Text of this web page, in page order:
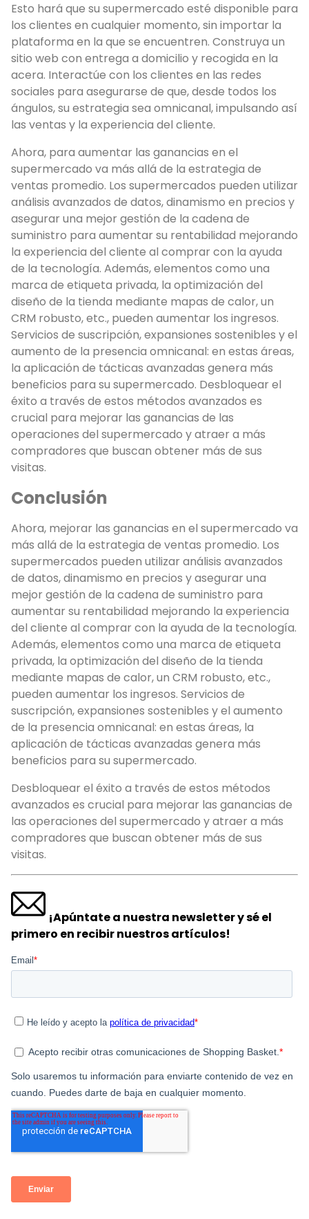
Esto hará que su supermercado esté disponible para
los clientes en cualquier momento, sin importar la
plataforma en la que se encuentren. Construya un
sitio web con entrega a domicilio y recogida en la
acera. Interactúe con los clientes en las redes
sociales para asegurarse de que, desde todos los
ángulos, su estrategia sea omnicanal, impulsando así
las ventas y la experiencia del cliente.
Ahora, para aumentar las ganancias en el
supermercado va más allá de la estrategia de
ventas promedio. Los supermercados pueden utilizar
análisis avanzados de datos, dinamismo en precios y
asegurar una mejor gestión de la cadena de
suministro para aumentar su rentabilidad mejorando
la experiencia del cliente al comprar con la ayuda
de la tecnología. Además, elementos como una
marca de etiqueta privada, la optimización del
diseño de la tienda mediante mapas de calor, un
CRM robusto, etc., pueden aumentar los ingresos.
Servicios de suscripción, expansiones sostenibles y el
aumento de la presencia omnicanal: en estas áreas,
la aplicación de tácticas avanzadas genera más
beneficios para su supermercado. Desbloquear el
éxito a través de estos métodos avanzados es
crucial para mejorar las ganancias de las
operaciones del supermercado y atraer a más
compradores que buscan obtener más de sus
visitas.
Conclusión
Ahora, mejorar las ganancias en el supermercado va
más allá de la estrategia de ventas promedio. Los
supermercados pueden utilizar análisis avanzados
de datos, dinamismo en precios y asegurar una
mejor gestión de la cadena de suministro para
aumentar su rentabilidad mejorando la experiencia
del cliente al comprar con la ayuda de la tecnología.
Además, elementos como una marca de etiqueta
privada, la optimización del diseño de la tienda
mediante mapas de calor, un CRM robusto, etc.,
pueden aumentar los ingresos. Servicios de
suscripción, expansiones sostenibles y el aumento
de la presencia omnicanal: en estas áreas, la
aplicación de tácticas avanzadas genera más
beneficios para su supermercado.
Desbloquear el éxito a través de estos métodos
avanzados es crucial para mejorar las ganancias de
las operaciones del supermercado y atraer a más
compradores que buscan obtener más de sus
visitas.
¡Apúntate a nuestra newsletter y sé el
primero en recibir nuestros artículos!